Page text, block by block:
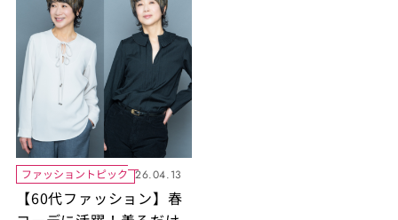
ファッショントピック 26.04.13
【60代ファッション】春